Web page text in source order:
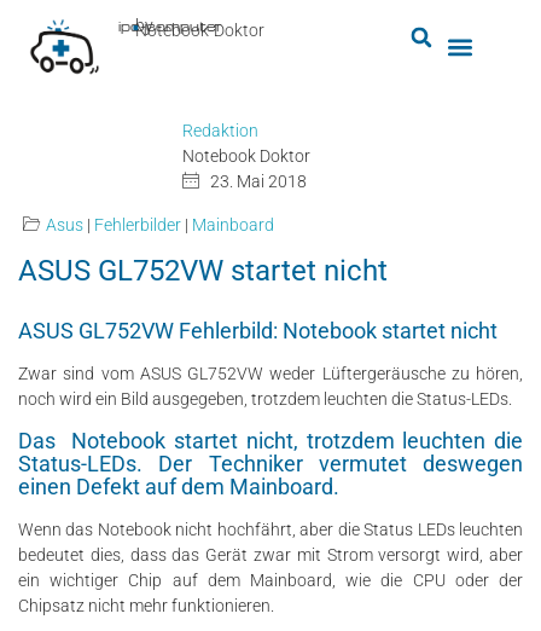
Notebook-Doktor
by
■
ipc-computer
Redaktion
Notebook Doktor
23. Mai 2018
Asus| Fehlerbilder| Mainboard
ASUS GL752VW startet nicht
ASUS GL752VW Fehlerbild: Notebook startet nicht
Zwar sind vom ASUS GL752VW weder Lüftergeräusche zu hören,
noch wird ein Bild ausgegeben, trotzdem leuchten die Status-LEDs.
Das Notebook startet nicht, trotzdem leuchten die
Status-LEDs. Der Techniker vermutet deswegen
einen Defekt auf dem Mainboard.
Wenn das Notebook nicht hochfährt, aber die Status LEDs leuchten
bedeutet dies, dass das Gerät zwar mit Strom versorgt wird, aber
ein wichtiger Chip auf dem Mainboard, wie die CPU oder der
Chipsatz nicht mehr funktionieren.